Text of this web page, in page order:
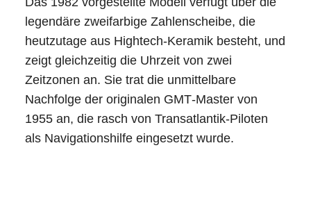
legendäre zweifarbige Zahlenscheibe, die
heutzutage aus Hightech-Keramik besteht, und
zeigt gleichzeitig die Uhrzeit von zwei
Zeitzonen an. Sie trat die unmittelbare
Nachfolge der originalen GMT‑Master von
1955 an, die rasch von Transatlantik-Piloten
als Navigationshilfe eingesetzt wurde.